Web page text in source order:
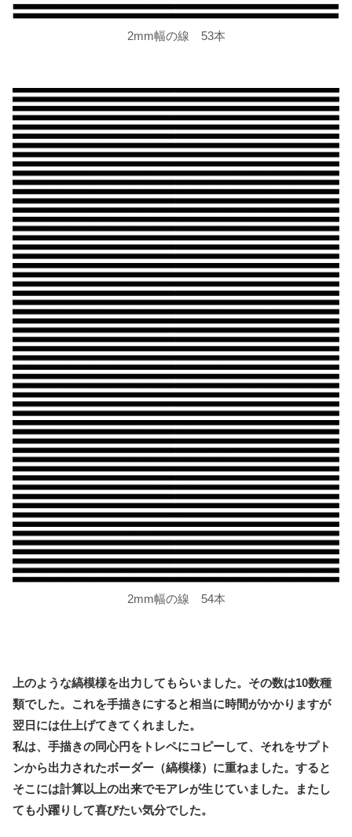
2mm幅の線 53本
2mm幅の線 54本
上のような縞模様を出力してもらいました。その数は10数種
類でした。これを手描きにすると相当に時間がかかりますが
翌日には仕上げてきてくれました。
私は、手描きの同心円をトレペにコピーして、それをサプト
ンから出力されたボーダー（縞模様）に重ねました。すると
そこには計算以上の出来でモアレが生じていました。またし
ても小躍りして喜びたい気分でした。